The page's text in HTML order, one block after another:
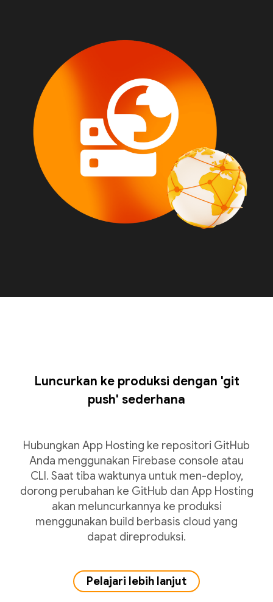
Luncurkan ke produksi dengan 'git
push' sederhana
Hubungkan App Hosting ke repositori GitHub
Anda menggunakan Firebase console atau
CLI. Saat tiba waktunya untuk men-deploy,
dorong perubahan ke GitHub dan App Hosting
akan meluncurkannya ke produksi
menggunakan build berbasis cloud yang
dapat direproduksi.
Pelajari lebih lanjut